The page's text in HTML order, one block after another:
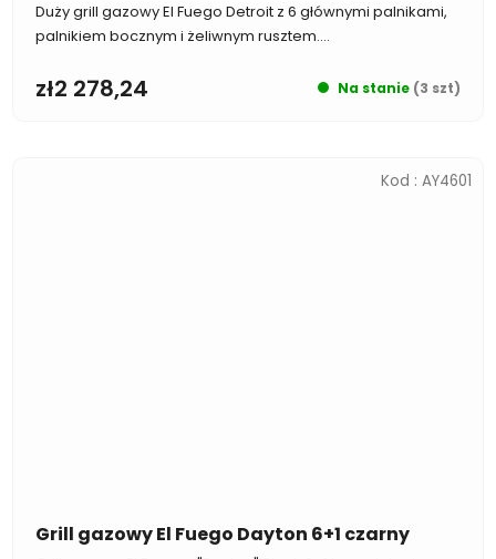
Na stanie (3 szt)
zł2 278,24
Duży grill gazowy El Fuego Detroit z 6 głównymi palnikami,
palnikiem bocznym i żeliwnym rusztem....
Grill gazowy El Fuego Dayton 6+1 czarny
Kod : AY4601